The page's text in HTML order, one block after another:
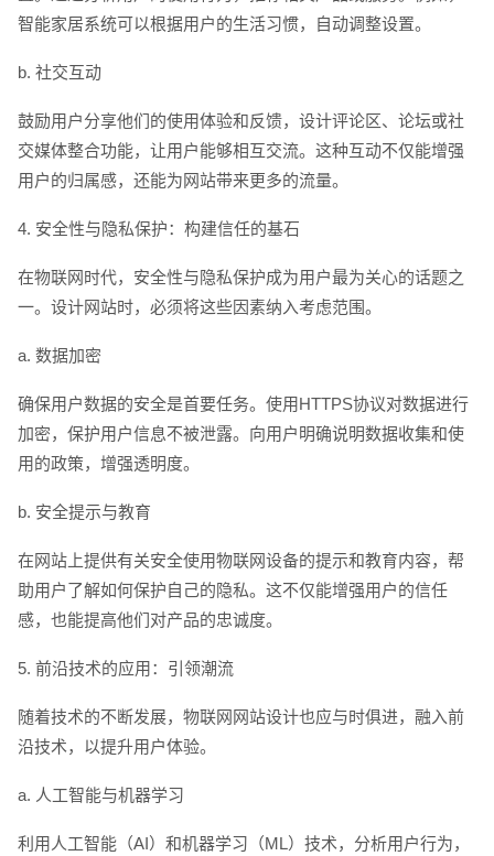
智能家居系统可以根据用户的生活习惯，自动调整设置。
b. 社交互动
鼓励用户分享他们的使用体验和反馈，设计评论区、论坛或社
交媒体整合功能，让用户能够相互交流。这种互动不仅能增强
用户的归属感，还能为网站带来更多的流量。
4. 安全性与隐私保护：构建信任的基石
在物联网时代，安全性与隐私保护成为用户最为关心的话题之
一。设计网站时，必须将这些因素纳入考虑范围。
a. 数据加密
确保用户数据的安全是首要任务。使用HTTPS协议对数据进行
加密，保护用户信息不被泄露。向用户明确说明数据收集和使
用的政策，增强透明度。
b. 安全提示与教育
在网站上提供有关安全使用物联网设备的提示和教育内容，帮
助用户了解如何保护自己的隐私。这不仅能增强用户的信任
感，也能提高他们对产品的忠诚度。
5. 前沿技术的应用：引领潮流
随着技术的不断发展，物联网网站设计也应与时俱进，融入前
沿技术，以提升用户体验。
a. 人工智能与机器学习
利用人工智能（AI）和机器学习（ML）技术，分析用户行为，